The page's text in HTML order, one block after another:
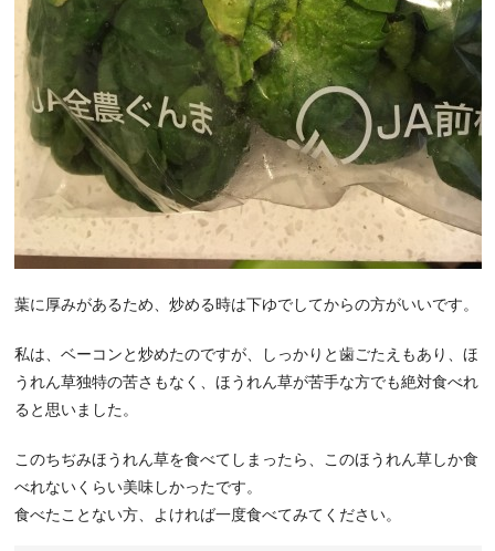
葉に厚みがあるため、炒める時は下ゆでしてからの方がいいです。
私は、ベーコンと炒めたのですが、しっかりと歯ごたえもあり、ほ
うれん草独特の苦さもなく、ほうれん草が苦手な方でも絶対食べれ
ると思いました。
このちぢみほうれん草を食べてしまったら、このほうれん草しか食
べれないくらい美味しかったです。
食べたことない方、よければ一度食べてみてください。